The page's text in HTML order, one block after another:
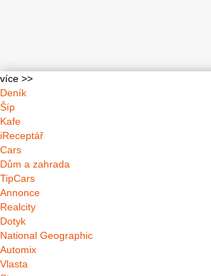
více >>
Deník
Šíp
Kafe
iReceptář
Cars
Dům a zahrada
TipCars
Annonce
Realcity
Dotyk
National Geographic
Automix
Vlasta